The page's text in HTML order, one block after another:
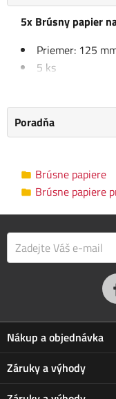
5x Brúsny papier
Priemer: 125
5 ks
Kategória
Zrnitosť
Tvar brúsnej dosky
Rozmery balenia
Popis tohto produktu
Poradňa
Brúsne papiere
Brúsne papiere
Nákup a objednávka
Obchodné podmienky
Doprava a platba
Záruky a výhody
Reklamácia